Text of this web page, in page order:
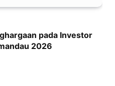
pada Investor
2026